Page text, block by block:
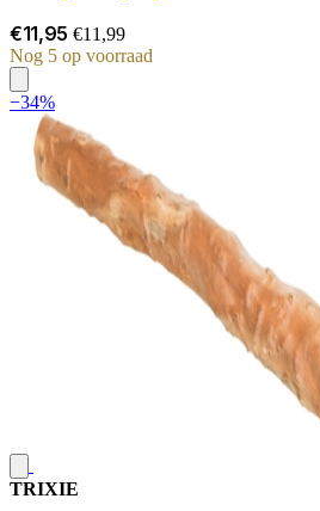
€11,95 €11,99
Nog 5 op voorraad
−34%
TRIXIE